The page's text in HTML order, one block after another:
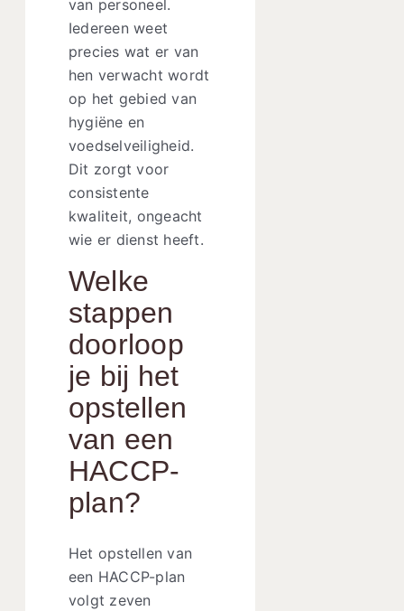
van personeel.
Iedereen weet
precies wat er van
hen verwacht wordt
op het gebied van
hygiëne en
voedselveiligheid.
Dit zorgt voor
consistente
kwaliteit, ongeacht
wie er dienst heeft.
Welke
stappen
doorloop
je bij het
opstellen
van een
HACCP-
plan?
Het opstellen van
een HACCP-plan
volgt zeven